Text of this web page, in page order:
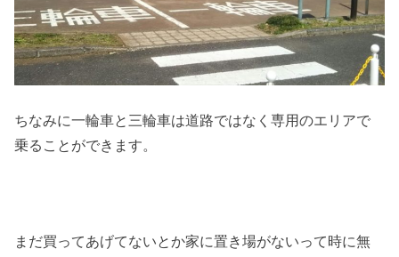
ちなみに一輪車と三輪車は道路ではなく専用のエリアで
乗ることができます。
まだ買ってあげてないとか家に置き場がないって時に無